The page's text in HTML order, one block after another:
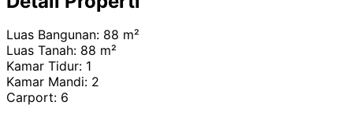
Luas Bangunan: 88 m²
Luas Tanah: 88 m²
Kamar Tidur: 1
Kamar Mandi: 2
Carport: 6